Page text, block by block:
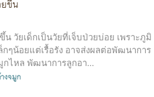
ขึ้น
วัยเด็กเป็นวัยที่เจ็บป่วยบ่อย เพราะภูมิ
ๆน้อยแต่เรื้อรัง อาจส่งผลต่อพัฒนาการ
ไหล พัฒนาการลูกอา...
งจมูก